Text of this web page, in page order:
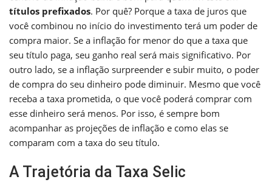
títulos prefixados. Por quê? Porque a taxa de juros que
você combinou no início do investimento terá um poder de
compra maior. Se a inflação for menor do que a taxa que
seu título paga, seu ganho real será mais significativo. Por
outro lado, se a inflação surpreender e subir muito, o poder
de compra do seu dinheiro pode diminuir. Mesmo que você
receba a taxa prometida, o que você poderá comprar com
esse dinheiro será menos. Por isso, é sempre bom
acompanhar as projeções de inflação e como elas se
comparam com a taxa do seu título.
A Trajetória da Taxa Selic